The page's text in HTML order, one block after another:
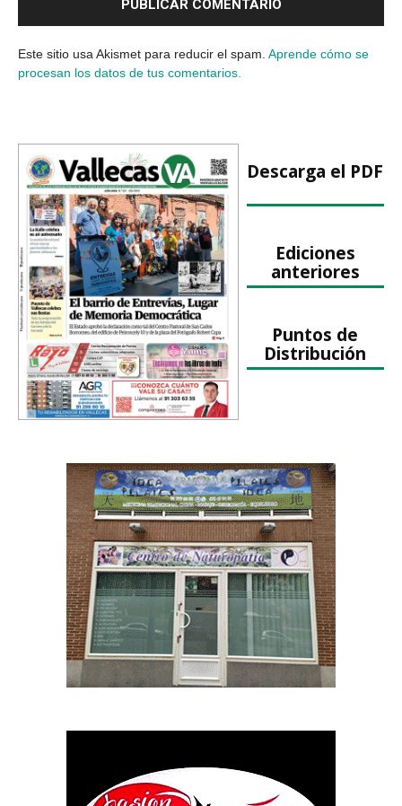
Este sitio usa Akismet para reducir el spam. Aprende cómo se
procesan los datos de tus comentarios.
Descarga el PDF
Ediciones
anteriores
Puntos de
Distribución